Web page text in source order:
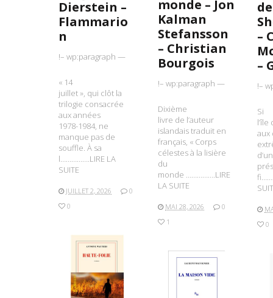
Dierstein –
Flammario
n
!– wp:paragraph —
« 14
juillet », qui clôt la
trilogie consacrée
aux années
1978-1984, ne
manque pas de
souffle. À sa
l…………….LIRE LA
SUITE
JUILLET 2, 2026
0
0
monde – Jon
Kalman
Stefansson
– Christian
Bourgois
!– wp:paragraph —
Dixième
livre de l’auteur
islandais traduit en
français, « Corps
célestes à la lisière
du
monde …………….LIRE
LA SUITE
MAI 28, 2026
0
1
de
–
–
!–
Si
aux
0
LIRE LA SUITE
LIRE LA SUITE